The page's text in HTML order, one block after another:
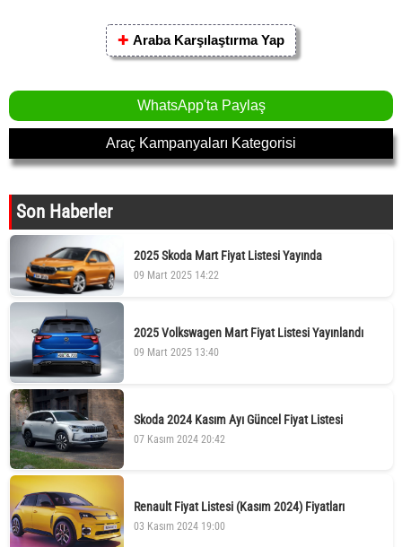
✚ Araba Karşılaştırma Yap
WhatsApp'ta Paylaş
Araç Kampanyaları Kategorisi
Son Haberler
2025 Skoda Mart Fiyat Listesi Yayında
09 Mart 2025 14:22
2025 Volkswagen Mart Fiyat Listesi Yayınlandı
09 Mart 2025 13:40
Skoda 2024 Kasım Ayı Güncel Fiyat Listesi
07 Kasım 2024 20:42
Renault Fiyat Listesi (Kasım 2024) Fiyatları
03 Kasım 2024 19:00